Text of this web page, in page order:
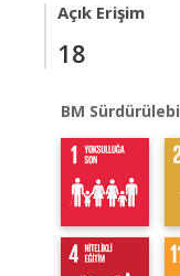
Açık Erişim
18
BM